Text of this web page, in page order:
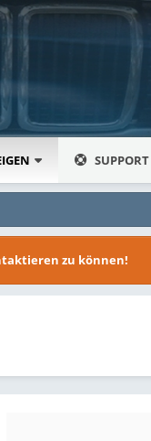
SUPPORT
zu können!